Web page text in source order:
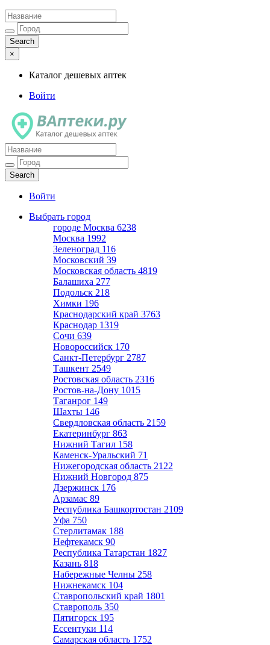
×
Каталог дешевых аптек
Войти
Каталог дешевых аптек
Войти
Выбрать город
городе Москва 6238
Москва 1992
Зеленоград 116
Московский 39
Московская область 4819
Балашиха 277
Подольск 218
Химки 196
Краснодарский край 3763
Краснодар 1319
Сочи 639
Новороссийск 170
Санкт-Петербург 2787
Ташкент 2549
Ростовская область 2316
Ростов-на-Дону 1015
Таганрог 149
Шахты 146
Свердловская область 2159
Екатеринбург 863
Нижний Тагил 158
Каменск-Уральский 71
Нижегородская область 2122
Нижний Новгород 875
Дзержинск 176
Арзамас 89
Республика Башкортостан 2109
Уфа 750
Стерлитамак 188
Нефтекамск 90
Республика Татарстан 1827
Казань 818
Набережные Челны 258
Нижнекамск 104
Ставропольский край 1801
Ставрополь 350
Пятигорск 195
Ессентуки 114
Самарская область 1752